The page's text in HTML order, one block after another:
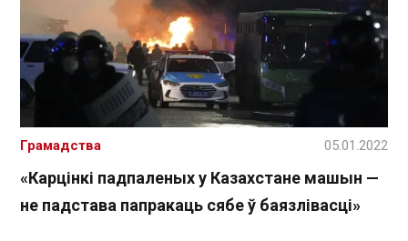
«Карцінкі падпаленых у Казахстане машын —
не падстава папракаць сябе ў баязлівасці»
Грамадства 05.01.2022